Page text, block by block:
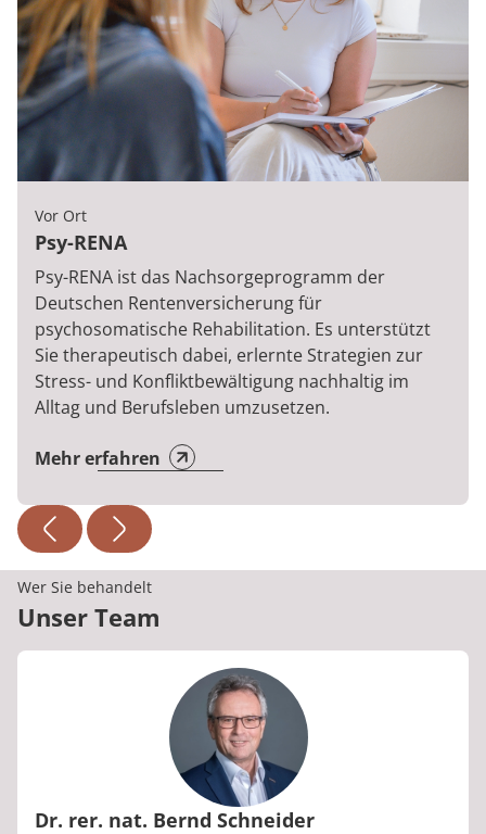
Vor Ort
Psy-RENA
Psy-RENA ist das Nachsorgeprogramm der
Deutschen Rentenversicherung für
psychosomatische Rehabilitation. Es unterstützt
Sie therapeutisch dabei, erlernte Strategien zur
Stress- und Konfliktbewältigung nachhaltig im
Alltag und Berufsleben umzusetzen.
Mehr erfahren
Wer Sie behandelt
Unser Team
Dr. rer. nat. Bernd Schneider